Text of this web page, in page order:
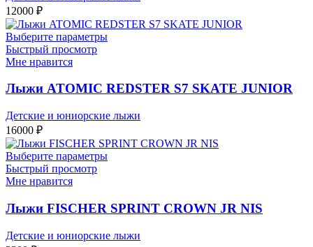
12000 ₽
Выберите параметры
Быстрый просмотр
Мне нравится
Лыжи ATOMIC REDSTER S7 SKATE JUNIOR
Детские и юниорские лыжи
16000 ₽
Выберите параметры
Быстрый просмотр
Мне нравится
Лыжи FISCHER SPRINT CROWN JR NIS
Детские и юниорские лыжи